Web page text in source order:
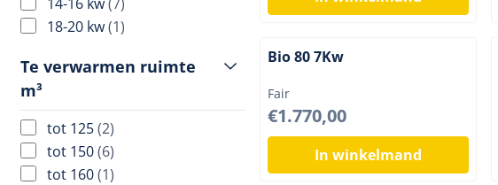
18-20 kw (1)
Te verwarmen ruimte
m³
tot 125 (2)
tot 150 (6)
tot 160 (1)
Bio 80 7Kw
Merk:
Fair
Prijs: 1 770,00
€1.770,00
In winkelmand